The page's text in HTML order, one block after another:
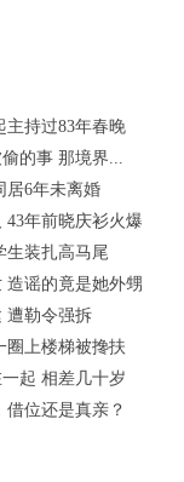
主持过83年春晚
的事 那境界...
居6年未离婚
年前晓庆衫火爆
生装扎高马尾
造谣的竟是她外甥
遭勒令强拆
圈上楼梯被搀扶
起 相差几十岁
借位还是真亲？